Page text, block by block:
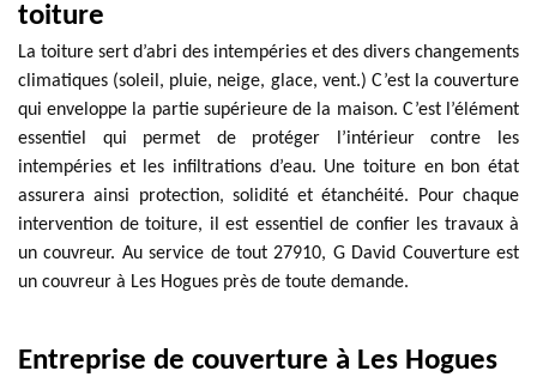
toiture
La toiture sert d’abri des intempéries et des divers changements
climatiques (soleil, pluie, neige, glace, vent.) C’est la couverture
qui enveloppe la partie supérieure de la maison. C’est l’élément
essentiel qui permet de protéger l’intérieur contre les
intempéries et les infiltrations d’eau. Une toiture en bon état
assurera ainsi protection, solidité et étanchéité. Pour chaque
intervention de toiture, il est essentiel de confier les travaux à
un couvreur. Au service de tout 27910, G David Couverture est
un couvreur à Les Hogues près de toute demande.
Entreprise de couverture à Les Hogues